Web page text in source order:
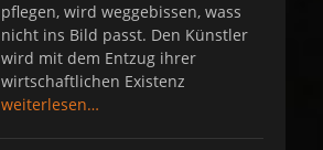
pflegen, wird weggebissen, wass
nicht ins Bild passt. Den Künstler
wird mit dem Entzug ihrer
wirtschaftlichen Existenz
weiterlesen…